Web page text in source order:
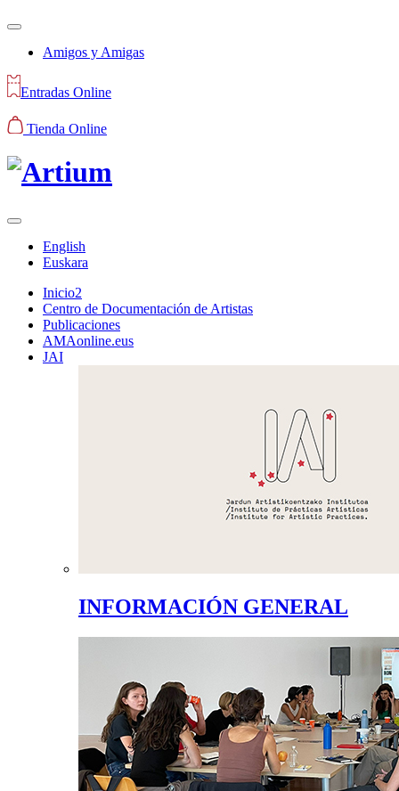
Amigos y Amigas
Entradas Online
Tienda Online
English
Euskara
Inicio2
Centro de Documentación de Artistas
Publicaciones
AMAonline.eus
JAI
INFORMACIÓN GENERAL